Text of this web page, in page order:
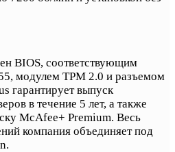
BIOS, соответствующим
модулем TPM 2.0 и разъемом
гарантирует выпуск
в течение 5 лет, а также
McAfee+ Premium. Весь
компания объединяет под